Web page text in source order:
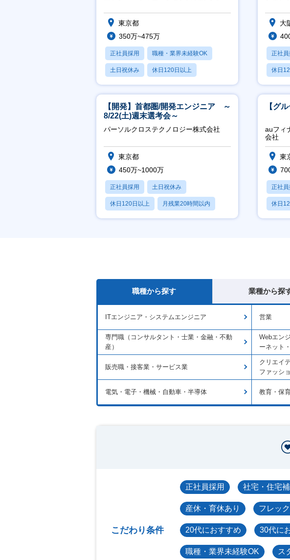
東京都
350万~475万
正社員採用 職種・業界未経験OK
土日祝休み 休日120日以上
産休・育休あり
大
正社員
休日
賞与
【開発】首都圏/開発エンジニア ～
8/22(土)週末選考会～
パーソルクロステクノロジー株式会社
東京都
450万~1000万
正社員採用 土日祝休み
休日120日以上 月残業20時間以内
賞与あり
【グ
auフィ
会社
東
正社員
休日
賞与
職種から探す 業種から探
ITエンジニア・システムエンジニア 営業
専門職（コンサルタント・士業・金融・不動
産）
Webエン
ーネット
販売職・接客業・サービス業
クリエイ
ファッショ
電気・電子・機械・自動車・半導体 教育・保
こだわり条件
正社員採用 社宅・住宅
産休・育休あり フレッ
20代におすすめ 30代に
職種・業界未経験OK ス